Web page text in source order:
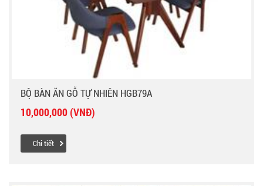
BỘ BÀN ĂN GỖ TỰ NHIÊN HGB79A
10,000,000 (VNĐ)
Chi tiết